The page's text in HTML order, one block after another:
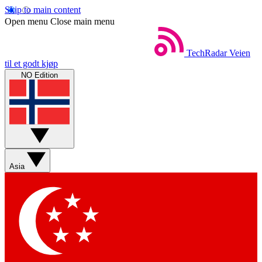
Skip to main content
Open menu Close main menu
TechRadar Veien
til et godt kjøp
NO Edition
Asia